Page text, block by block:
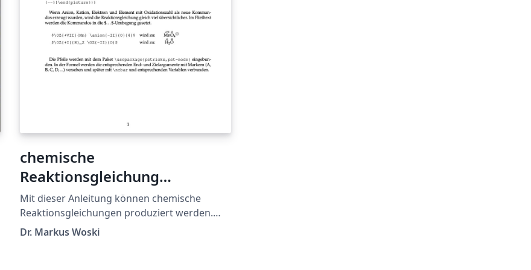
chemische
Reaktionsgleichung
(Redoxprozesse/Teilgleichung
en)
Mit dieser Anleitung können chemische
Reaktionsgleichungen produziert werden.
Aus didaktischen Gründen wird u.a. das
Dr. Markus Woski